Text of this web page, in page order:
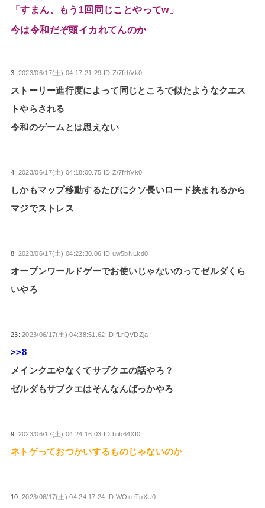
「すまん、もう1回同じことやってw」
今は令和だぞ頭イカれてんのか
3: 2023/06/17(土) 04:17:21.29 ID:Z/7frhVk0
ストーリー進行度によって同じところで似たようなクエス
トやらされる
令和のゲームとは思えない
4: 2023/06/17(土) 04:18:00.75 ID:Z/7frhVk0
しかもマップ移動するたびにクソ長いロード挟まれるから
マジでストレス
8: 2023/06/17(土) 04:22:30.06 ID:uw5bNLkd0
オープンワールドゲーでお使いじゃないのってゼルダくら
いやろ
23:2023/06/17(土) 04:38:51.62 ID:fLrQVDZja
>>8
メインクエやなくてサブクエの話やろ？
ゼルダもサブクエはそんなんばっかやろ
9: 2023/06/17(土) 04:24:16.03 ID:btib64Xf0
ネトゲっておつかいするものじゃないのか
10:2023/06/17(土) 04:24:17.24 ID:WO+eTpXU0